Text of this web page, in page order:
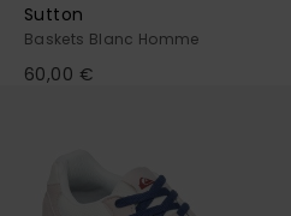
Sutton
Baskets Blanc Homme
60,00 €